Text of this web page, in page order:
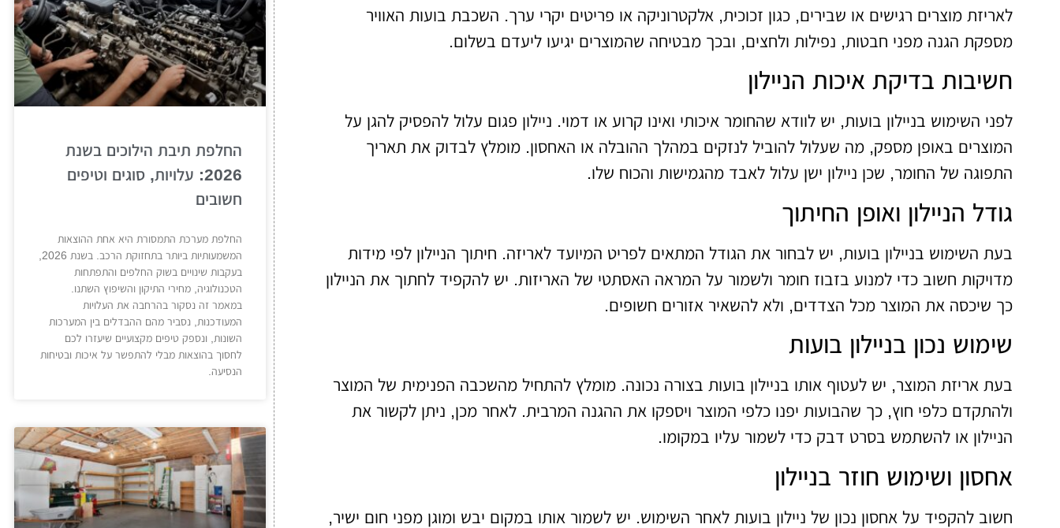
לאריזת מוצרים רגישים או שבירים, כגון זכוכית, אלקטרוניקה או פריטים יקרי ערך. השכבת בועות האוויר
מספקת הגנה מפני חבטות, נפילות ולחצים, ובכך מבטיחה שהמוצרים יגיעו ליעדם בשלום.
חשיבות בדיקת איכות הניילון
לפני השימוש בניילון בועות, יש לוודא שהחומר איכותי ואינו קרוע או דמוי. ניילון פגום עלול להפסיק להגן על
המוצרים באופן מספק, מה שעלול להוביל לנזקים במהלך ההובלה או האחסון. מומלץ לבדוק את תאריך
התפוגה של החומר, שכן ניילון ישן עלול לאבד מהגמישות והכוח שלו.
גודל הניילון ואופן החיתוך
בעת השימוש בניילון בועות, יש לבחור את הגודל המתאים לפריט המיועד לאריזה. חיתוך הניילון לפי מידות
מדויקות חשוב כדי למנוע בזבוז חומר ולשמור על המראה האסתטי של האריזות. יש להקפיד לחתוך את הניילון
כך שיכסה את המוצר מכל הצדדים, ולא להשאיר אזורים חשופים.
שימוש נכון בניילון בועות
בעת אריזת המוצר, יש לעטוף אותו בניילון בועות בצורה נכונה. מומלץ להתחיל מהשכבה הפנימית של המוצר
ולהתקדם כלפי חוץ, כך שהבועות יפנו כלפי המוצר ויספקו את ההגנה המרבית. לאחר מכן, ניתן לקשור את
הניילון או להשתמש בסרט דבק כדי לשמור עליו במקומו.
אחסון ושימוש חוזר בניילון
חשוב להקפיד על אחסון נכון של ניילון בועות לאחר השימוש. יש לשמור אותו במקום יבש ומוגן מפני חום ישיר,
החלפת תיבת הילוכים בשנת
2026: עלויות, סוגים וטיפים
חשובים
החלפת מערכת התמסורת היא אחת ההוצאות
בעקבות שינויים בשוק החלפים והתפתחות
הטכנולוגיה, מחירי התיקון והשיפוץ השתנו.
במאמר זה נסקור בהרחבה את העלויות
המעודכנות, נסביר מהם ההבדלים בין המערכות
השונות, ונספק טיפים מקצועיים שיעזרו לכם
לחסוך בהוצאות מבלי להתפשר על איכות ובטיחות
הנסיעה.